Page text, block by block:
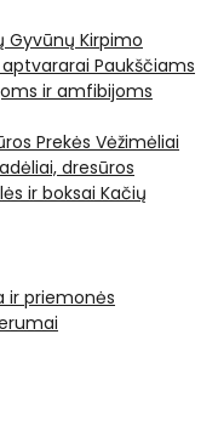
Gyvūnų Kirpimo
aptvararai Paukščiams
ir amfibijoms
Prekės Vėžimėliai
dresūros
ir boksai Kačių
ir priemonės